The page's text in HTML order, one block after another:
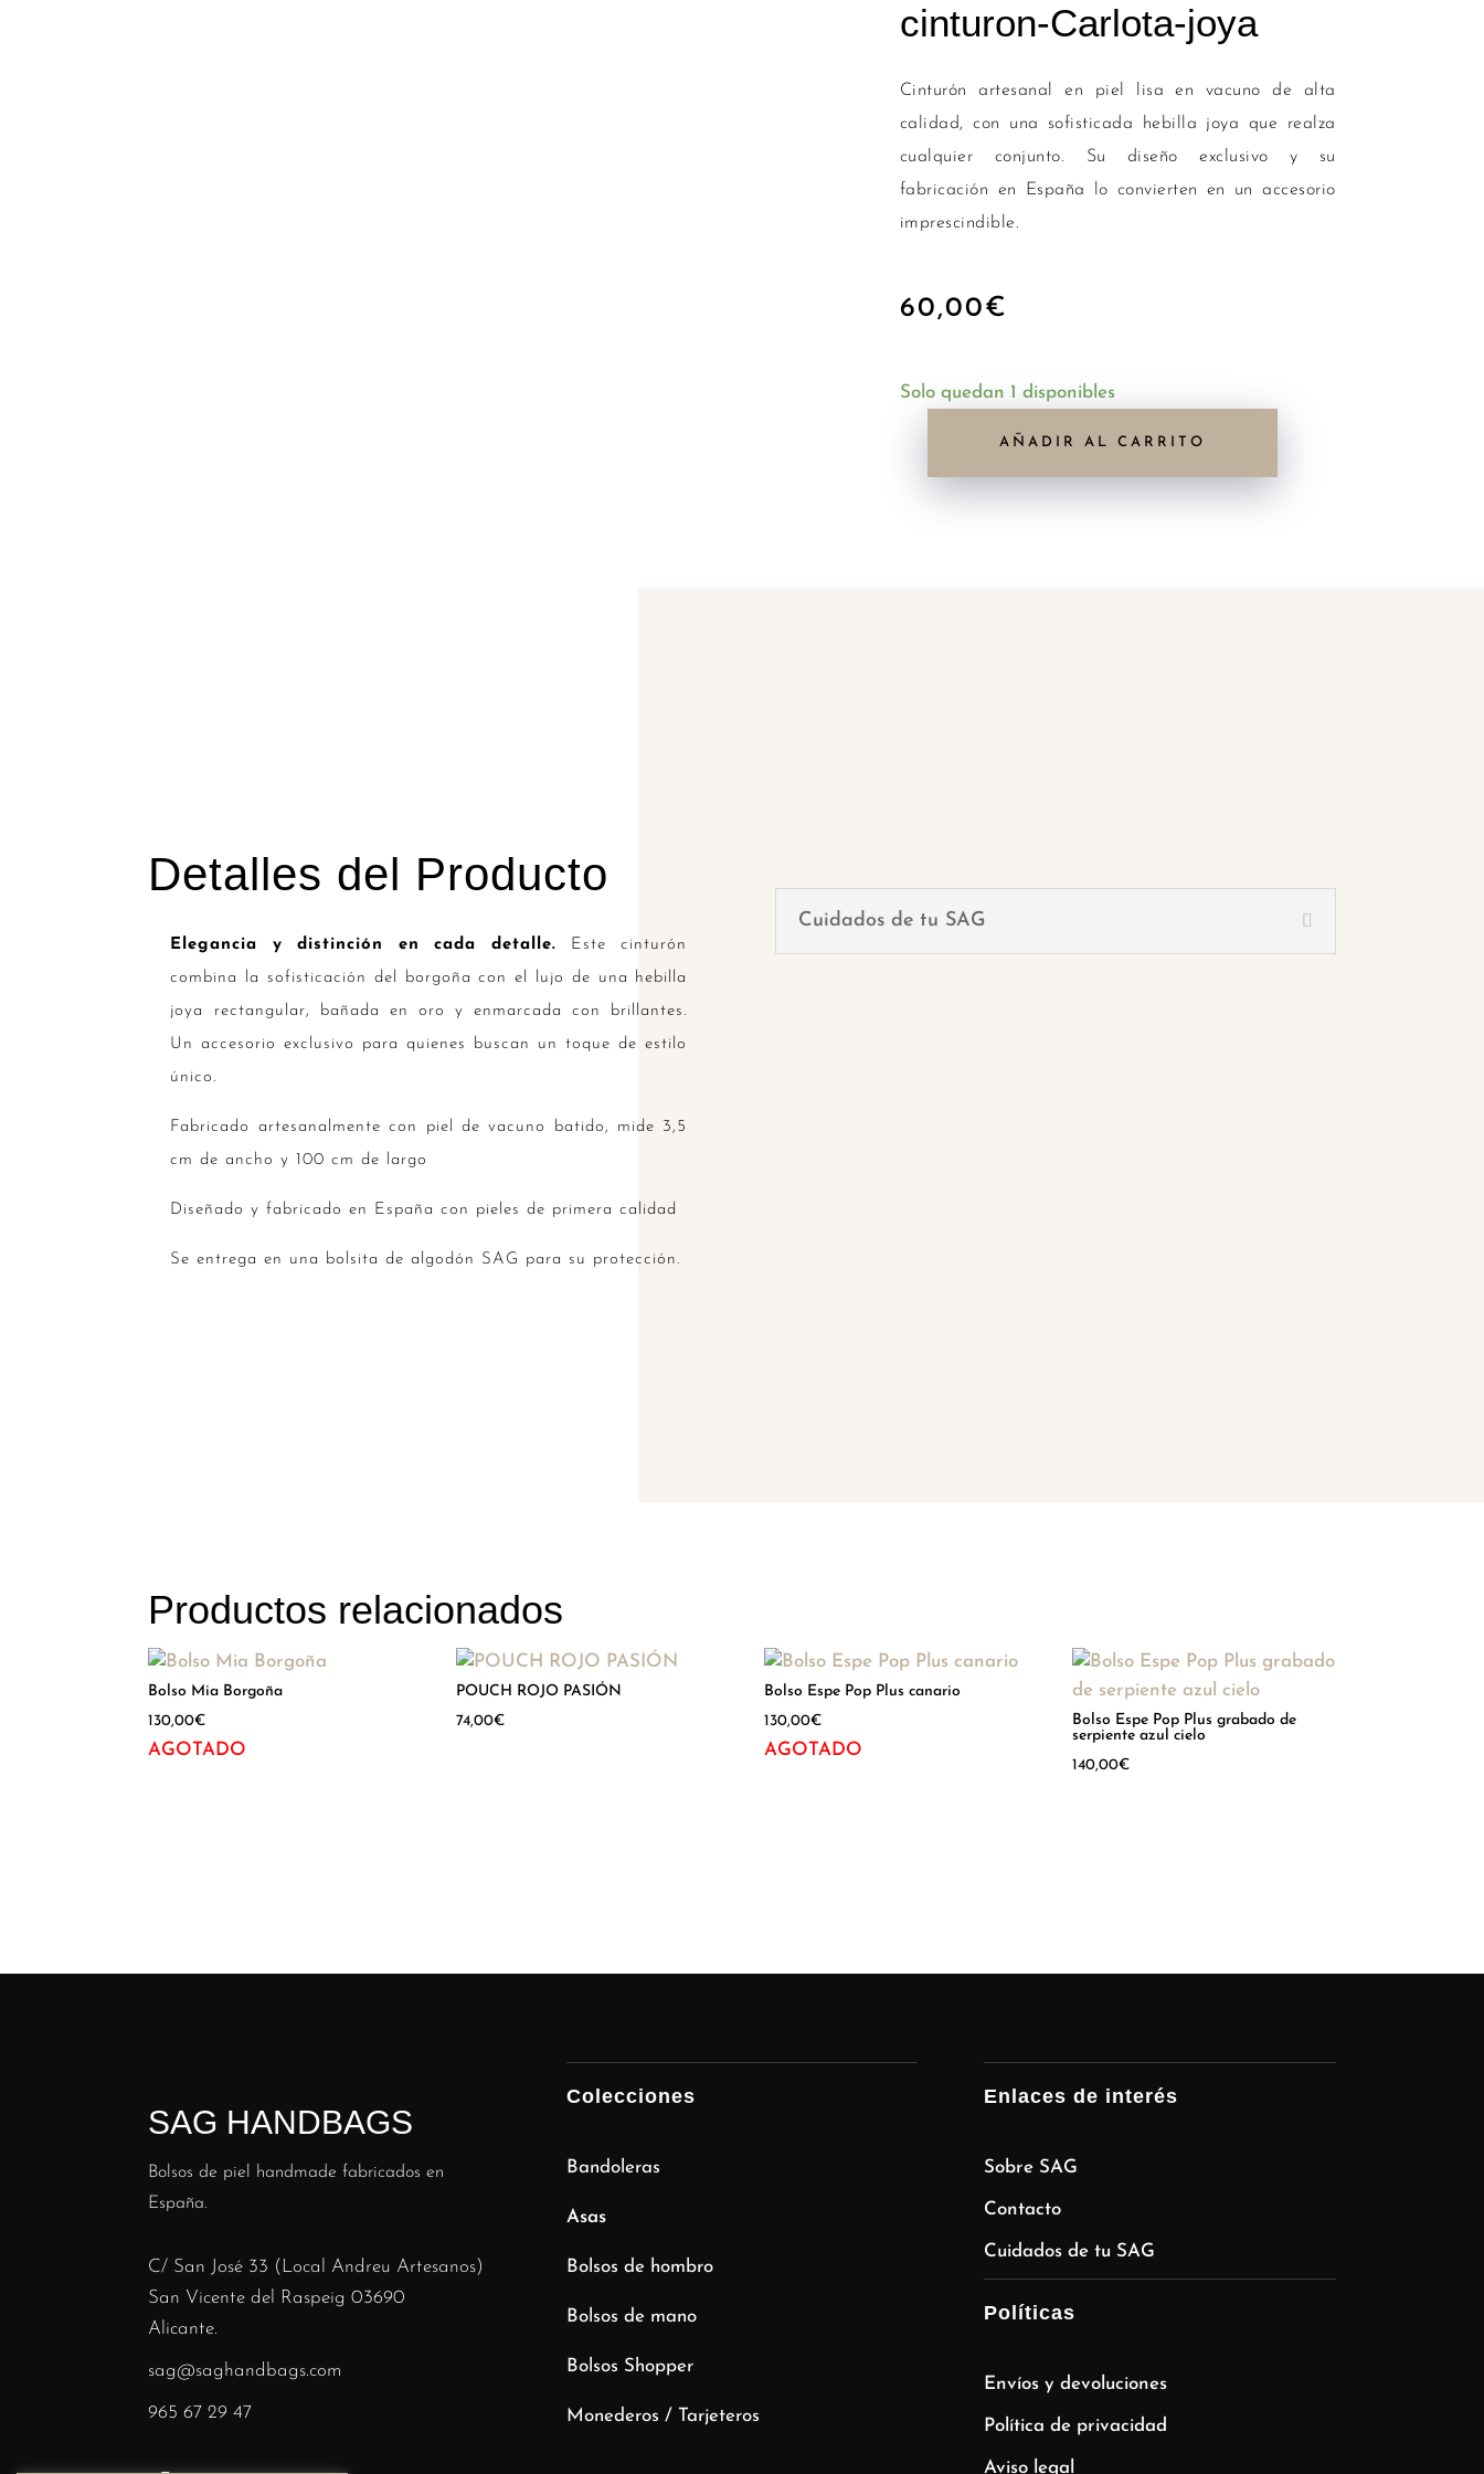
cinturon-Carlota-joya
Cinturón artesanal en piel lisa en vacuno de alta
calidad, con una sofisticada hebilla joya que realza
cualquier conjunto. Su diseño exclusivo y su
fabricación en España lo convierten en un accesorio
imprescindible.
60,00€
Solo quedan 1 disponibles
AÑADIR AL CARRITO
Detalles del Producto
Elegancia y distinción en cada detalle. Este cinturón
combina la sofisticación del borgoña con el lujo de una hebilla
joya rectangular, bañada en oro y enmarcada con brillantes.
Un accesorio exclusivo para quienes buscan un toque de estilo
único.
Fabricado artesanalmente con piel de vacuno batido, mide 3,5
cm de ancho y 100 cm de largo
Diseñado y fabricado en España con pieles de primera calidad
Se entrega en una bolsita de algodón SAG para su protección.
Cuidados de tu SAG
Productos relacionados
Bolso Mia Borgoña
130,00€
AGOTADO
POUCH ROJO PASIÓN
74,00€
Bolso Espe Pop Plus canario
130,00€
AGOTADO
Bolso Espe Pop Plus grabado de
serpiente azul cielo
140,00€
SAG HANDBAGS
Bolsos de piel handmade fabricados en
España.
C/ San José 33 (Local Andreu Artesanos)
San Vicente del Raspeig 03690
Alicante.
sag@saghandbags.com
965 67 29 47
Colecciones
Bandoleras
Asas
Bolsos de hombro
Bolsos de mano
Bolsos Shopper
Monederos / Tarjeteros
Enlaces de interés
Sobre SAG
Contacto
Cuidados de tu SAG
Políticas
Envíos y devoluciones
Política de privacidad
Aviso legal